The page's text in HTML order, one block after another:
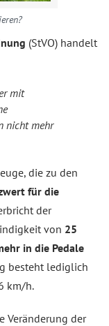
(StVO) handelt
mit
nicht mehr
die zu den
für die
der
von 25
in die Pedale
besteht lediglich
km/h.
Veränderung der